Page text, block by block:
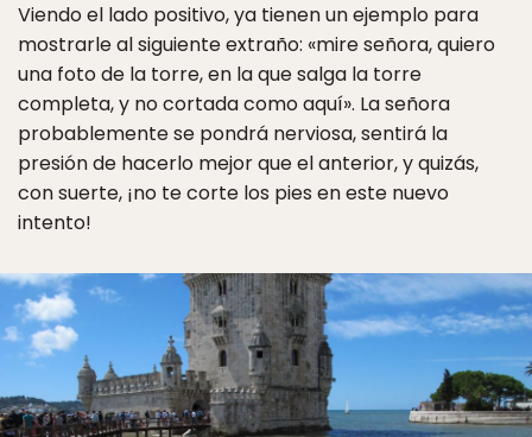
Viendo el lado positivo, ya tienen un ejemplo para
mostrarle al siguiente extraño: «mire señora, quiero
una foto de la torre, en la que salga la torre
completa, y no cortada como aquí». La señora
probablemente se pondrá nerviosa, sentirá la
presión de hacerlo mejor que el anterior, y quizás,
con suerte, ¡no te corte los pies en este nuevo
intento!